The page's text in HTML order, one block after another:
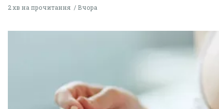
2 хв на прочитання Вчора